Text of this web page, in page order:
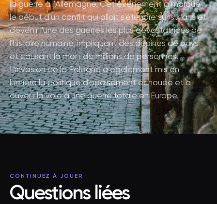
la guerre à l'Allemagne. Cet événement a marqué
le début d'un conflit qui allait s'étendre sur six ans et
devenir l'une des guerres les plus dévastatrices de
l'histoire humaine, impliquant des dizaines de pays
et causant la mort de millions de personnes.
L'invasion de la Pologne a également mis en
lumière la politique d'apaisement échouée et a
ouvert la voie à une guerre totale en Europe.
CONTINUEZ À JOUER
Questions liées